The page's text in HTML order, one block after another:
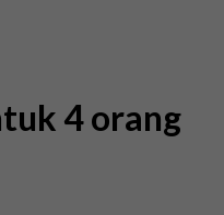
4 orang